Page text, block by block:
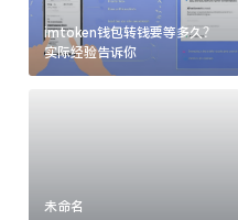
imtoken钱包转钱要等多久？
实际经验告诉你
未命名